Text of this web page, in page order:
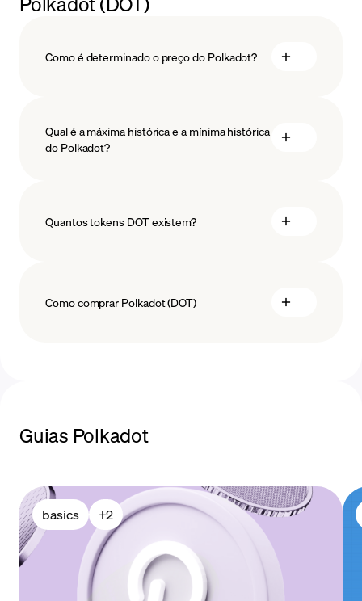
várias cadeias.
Como é determinado o preço do Polkadot?
tecnologia blockchain
Qual é a máxima histórica e a mínima histórica
do Polkadot?
Quantos tokens DOT existem?
Como comprar Polkadot (DOT)
pagamento
Guias Polkadot
basics +2